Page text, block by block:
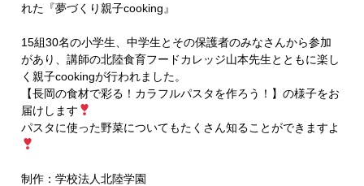
れた『夢づくり親子cooking』
15組30名の小学生、中学生とその保護者のみなさんから参加
があり、講師の北陸食育フードカレッジ山本先生とともに楽し
く親子cookingが行われました。
【長岡の食材で彩る！カラフルパスタを作ろう！】の様子をお
届けします
パスタに使った野菜についてもたくさん知ることができますよ
制作：学校法人北陸学園